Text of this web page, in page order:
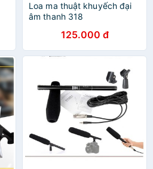
Loa ma thuật khuyếch đại
âm thanh 318
125.000 đ